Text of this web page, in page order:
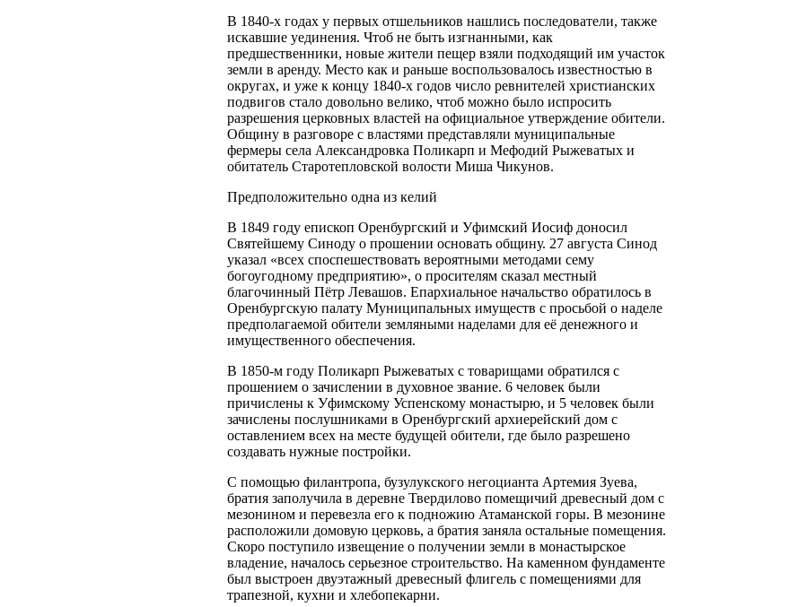
В 1840-х годах у первых отшельников нашлись последователи, также
искавшие уединения. Чтоб не быть изгнанными, как
предшественники, новые жители пещер взяли подходящий им участок
земли в аренду. Место как и раньше воспользовалось известностью в
округах, и уже к концу 1840-х годов число ревнителей христианских
подвигов стало довольно велико, чтоб можно было испросить
разрешения церковных властей на официальное утверждение обители.
Общину в разговоре с властями представляли муниципальные
фермеры села Александровка Поликарп и Мефодий Рыжеватых и
обитатель Старотепловской волости Миша Чикунов.
Предположительно одна из келий
В 1849 году епископ Оренбургский и Уфимский Иосиф доносил
Святейшему Синоду о прошении основать общину. 27 августа Синод
указал «всех споспешествовать вероятными методами сему
богоугодному предприятию», о просителям сказал местный
благочинный Пётр Левашов. Епархиальное начальство обратилось в
Оренбургскую палату Муниципальных имуществ с просьбой о наделе
предполагаемой обители земляными наделами для её денежного и
имущественного обеспечения.
В 1850-м году Поликарп Рыжеватых с товарищами обратился с
прошением о зачислении в духовное звание. 6 человек были
причислены к Уфимскому Успенскому монастырю, и 5 человек были
зачислены послушниками в Оренбургский архиерейский дом с
оставлением всех на месте будущей обители, где было разрешено
создавать нужные постройки.
С помощью филантропа, бузулукского негоцианта Артемия Зуева,
братия заполучила в деревне Твердилово помещичий древесный дом с
мезонином и перевезла его к подножию Атаманской горы. В мезонине
расположили домовую церковь, а братия заняла остальные помещения.
Скоро поступило извещение о получении земли в монастырское
владение, началось серьезное строительство. На каменном фундаменте
был выстроен двуэтажный древесный флигель с помещениями для
трапезной, кухни и хлебопекарни.